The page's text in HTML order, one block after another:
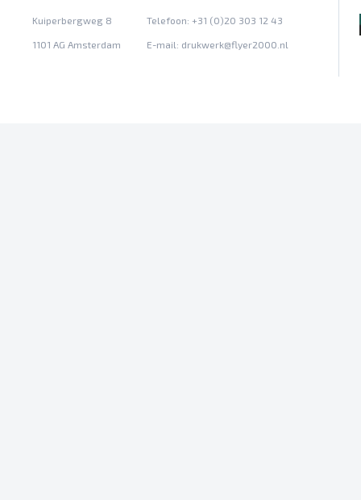
Kuiperbergweg 8 Telefoon: +31 (0)20 303 12 43
1101 AG Amsterdam E-mail: drukwerk@flyer2000.nl